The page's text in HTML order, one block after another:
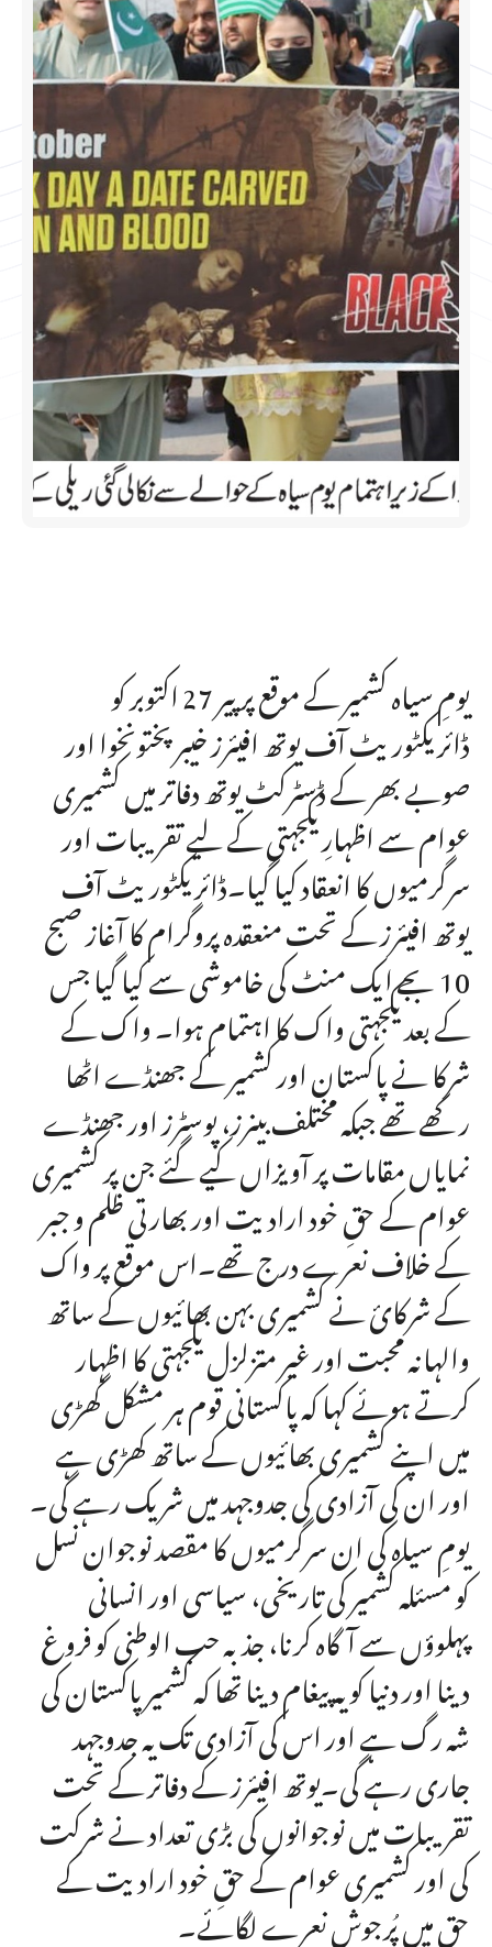
یومِ سیاہ کشمیر کے موقع پر پیر 27 اکتوبر کو
ڈائریکٹوریٹ آف یوتھ افیئرز خیبر پختونخوا اور
صوبے بھر کے ڈسٹرکٹ یوتھ دفاتر میں کشمیری
عوام سے اظہارِ یکجہتی کے لیے تقریبات اور
سرگرمیوں کا انعقاد کیا گیا۔ڈائریکٹوریٹ آف
یوتھ افیئرز کے تحت منعقدہ پروگرام کا آغاز صبح
10 بجے ایک منٹ کی خاموشی سے کیا گیا جس
کے بعد یکجہتی واک کا اہتمام ہوا۔ واک کے
شرکا نے پاکستان اور کشمیر کے جھنڈے اٹھا
رکھے تھے جبکہ مختلف بینرز، پوسٹرز اور جھنڈے
نمایاں مقامات پر آویزاں کیے گئے جن پر کشمیری
عوام کے حقِ خود ارادیت اور بھارتی ظلم و جبر
کے خلاف نعرے درج تھے۔اس موقع پر واک
کے شرکائ نے کشمیری بہن بھائیوں کے ساتھ
والہانہ محبت اور غیر متزلزل یکجہتی کا اظہار
کرتے ہوئے کہا کہ پاکستانی قوم ہر مشکل گھڑی
میں اپنے کشمیری بھائیوں کے ساتھ کھڑی ہے
اور ان کی آزادی کی جدوجہد میں شریک رہے گی۔
یومِ سیاہ کی ان سرگرمیوں کا مقصد نوجوان نسل
کو مسئلہ کشمیر کی تاریخی، سیاسی اور انسانی
پہلوؤں سے آگاہ کرنا، جذبہ حب الوطنی کو فروغ
دینا اور دنیا کو یہ پیغام دینا تھا کہ کشمیر پاکستان کی
شہ رگ ہے اور اس کی آزادی تک یہ جدوجہد
جاری رہے گی۔یوتھ افیئرز کے دفاتر کے تحت
تقریبات میں نوجوانوں کی بڑی تعداد نے شرکت
کی اور کشمیری عوام کے حقِ خود ارادیت کے
حق میں پُرجوش نعرے لگائے۔